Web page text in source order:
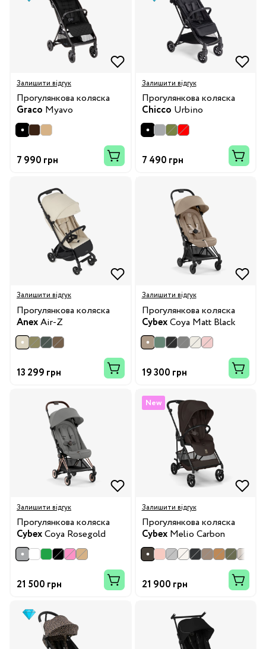
Залишити відгук
Прогулянкова коляска
Graco Myavo
7 990 грн
Залишити відгук
Прогулянкова коляска
Chicco Urbino
7 490 грн
Залишити відгук
Прогулянкова коляска
AnexAir-Z
13 299 грн
Залишити відгук
Прогулянкова коляска
CybexCoya Matt Black
19 300 грн
Залишити відгук
Прогулянкова коляска
CybexCoya Rosegold
21 500 грн
New
Залишити відгук
Прогулянкова коляска
CybexMelio Carbon
21 900 грн